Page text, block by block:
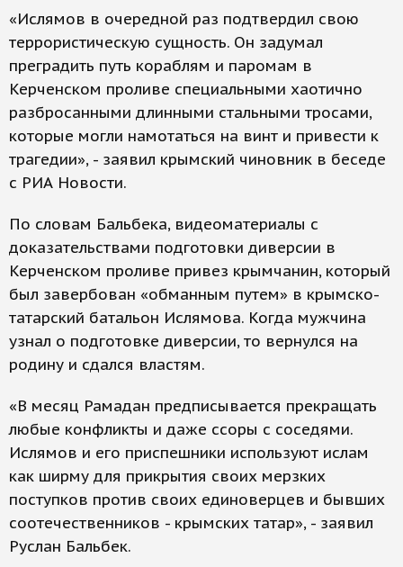
«Ислямов в очередной раз подтвердил свою
террористическую сущность. Он задумал
преградить путь кораблям и паромам в
Керченском проливе специальными хаотично
разбросанными длинными стальными тросами,
которые могли намотаться на винт и привести к
трагедии», - заявил крымский чиновник в беседе
с РИА Новости.
По словам Бальбека, видеоматериалы с
доказательствами подготовки диверсии в
Керченском проливе привез крымчанин, который
был завербован «обманным путем» в крымско-
татарский батальон Ислямова. Когда мужчина
узнал о подготовке диверсии, то вернулся на
родину и сдался властям.
«В месяц Рамадан предписывается прекращать
любые конфликты и даже ссоры с соседями.
Ислямов и его приспешники используют ислам
как ширму для прикрытия своих мерзких
поступков против своих единоверцев и бывших
соотечественников - крымских татар», - заявил
Руслан Бальбек.